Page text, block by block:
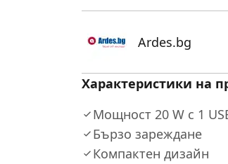
Характеристики на
Мощност 20 W с 1
Бързо зареждане
Компактен дизайн
Ardes.bg